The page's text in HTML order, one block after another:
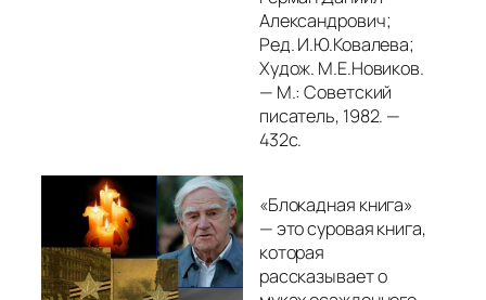
Александрович;
Ред. И.Ю.Ковалева;
Худож. М.Е.Новиков.
— М.: Советский
писатель, 1982. —
432с.
«Блокадная книга»
— это суровая книга,
которая
рассказывает о